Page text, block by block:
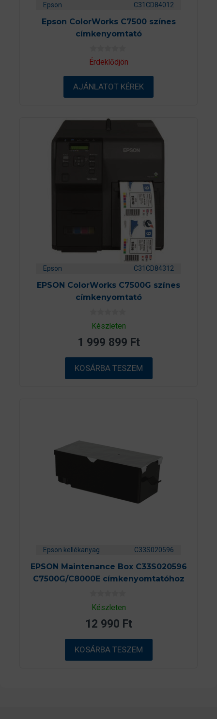
Epson C31CD84012
Epson ColorWorks C7500 színes
címkenyomtató
0
a
-
ő
Érdeklődjön
AJÁNLATOT KÉREK
Epson C31CD84312
EPSON ColorWorks C7500G színes
címkenyomtató
0
a
5
b
ő
l
Készleten
1 999 899 Ft
KOSÁRBA TESZEM
Epson kellékanyag C33S020596
EPSON Maintenance Box C33S020596
C7500G/C8000E címkenyomtatóhoz
0
a
5
b
ő
l
Készleten
12 990 Ft
KOSÁRBA TESZEM